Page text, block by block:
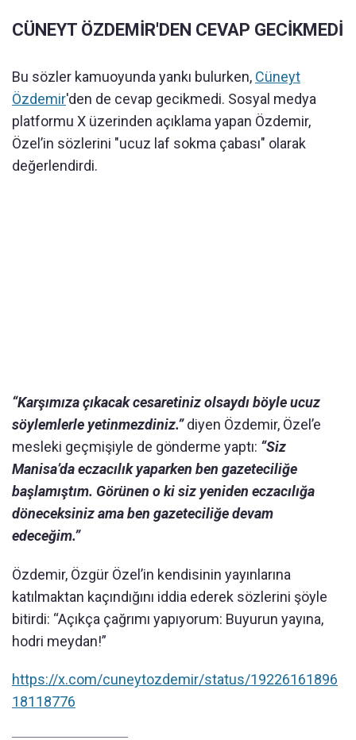
CÜNEYT ÖZDEMİR'DEN CEVAP GECİKMEDİ
Bu sözler kamuoyunda yankı bulurken, Cüneyt
Özdemir'den de cevap gecikmedi. Sosyal medya
platformu X üzerinden açıklama yapan Özdemir,
Özel’in sözlerini "ucuz laf sokma çabası" olarak
değerlendirdi.
“Karşımıza çıkacak cesaretiniz olsaydı böyle ucuz
söylemlerle yetinmezdiniz.”diyen Özdemir, Özel’e
mesleki geçmişiyle de gönderme yaptı: “Siz
Manisa’da eczacılık yaparken ben gazeteciliğe
başlamıştım. Görünen o ki siz yeniden eczacılığa
döneceksiniz ama ben gazeteciliğe devam
edeceğim.”
Özdemir, Özgür Özel’in kendisinin yayınlarına
katılmaktan kaçındığını iddia ederek sözlerini şöyle
bitirdi: “Açıkça çağrımı yapıyorum: Buyurun yayına,
hodri meydan!”
https://x.com/cuneytozdemir/status/19226161896
18118776